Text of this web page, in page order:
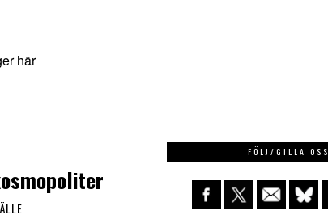
här
FÖLJ/GILLA OSS